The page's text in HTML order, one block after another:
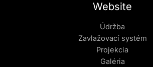
Website
Údržba
Zavlažovací systém
Projekcia
Galéria